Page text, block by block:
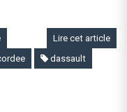
Lire cet article
dassault